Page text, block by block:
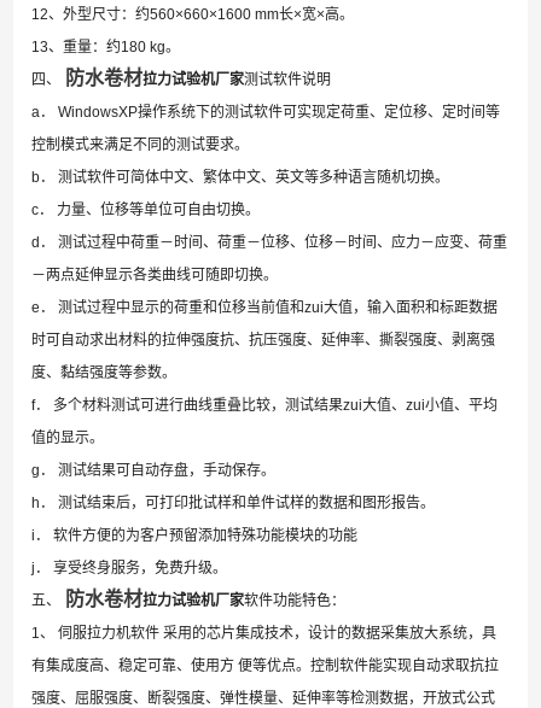
12、外型尺寸：约560×660×1600 mm长×宽×高。
13、重量：约180 kg。
四、
防水卷材拉力试验机厂家测试软件说明
a． WindowsXP操作系统下的测试软件可实现定荷重、定位移、定时间等
控制模式来满足不同的测试要求。
b． 测试软件可简体中文、繁体中文、英文等多种语言随机切换。
c． 力量、位移等单位可自由切换。
d． 测试过程中荷重－时间、荷重－位移、位移－时间、应力－应变、荷重
－两点延伸显示各类曲线可随即切换。
e． 测试过程中显示的荷重和位移当前值和zui大值，输入面积和标距数据
时可自动求出材料的拉伸强度抗、抗压强度、延伸率、撕裂强度、剥离强
度、黏结强度等参数。
f． 多个材料测试可进行曲线重叠比较，测试结果zui大值、zui小值、平均
值的显示。
g． 测试结果可自动存盘，手动保存。
h． 测试结束后，可打印批试样和单件试样的数据和图形报告。
i． 软件方便的为客户预留添加特殊功能模块的功能
j． 享受终身服务，免费升级。
五、
防水卷材拉力试验机厂家软件功能特色：
1、 伺服拉力机软件 采用的芯片集成技术，设计的数据采集放大系统，具
有集成度高、稳定可靠、使用方 便等优点。控制软件能实现自动求取抗拉
强度、屈服强度、断裂强度、弹性模量、延伸率等检测数据，开放式公式